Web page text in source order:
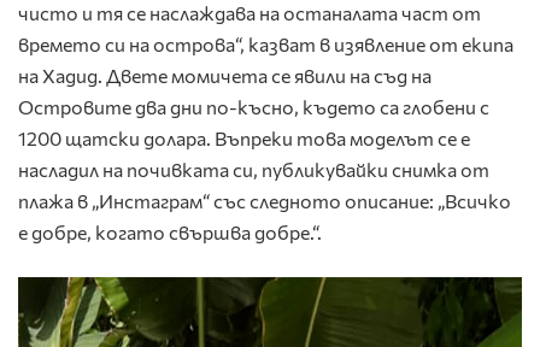
чисто и тя се наслаждава на останалата част от
времето си на острова“, казват в изявление от екипа
на Хадид. Двете момичета се явили на съд на
Островите два дни по-късно, където са глобени с
1200 щатски долара. Въпреки това моделът се е
насладил на почивката си, публикувайки снимка от
плажа в „Инстаграм“ със следното описание: „Всичко
е добре, когато свършва добре.“.